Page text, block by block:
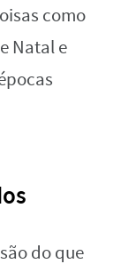
como
Natal e
do que